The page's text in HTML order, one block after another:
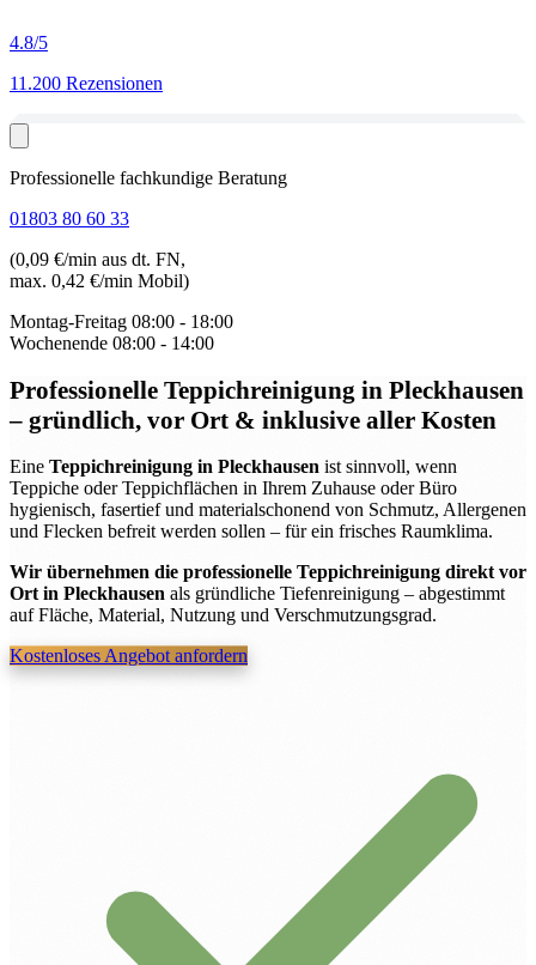
4.8/5
11.200 Rezensionen
Professionelle fachkundige Beratung
01803 80 60 33
(0,09 €/min aus dt. FN,
max. 0,42 €/min Mobil)
Montag-Freitag 08:00 - 18:00
Wochenende 08:00 - 14:00
Professionelle Teppichreinigung in Pleckhausen
– gründlich, vor Ort & inklusive aller Kosten
Eine Teppichreinigung in Pleckhausen ist sinnvoll, wenn
Teppiche oder Teppichflächen in Ihrem Zuhause oder Büro
hygienisch, fasertief und materialschonend von Schmutz, Allergenen
und Flecken befreit werden sollen – für ein frisches Raumklima.
Wir übernehmen die professionelle Teppichreinigung direkt vor
Ort in Pleckhausen als gründliche Tiefenreinigung – abgestimmt
auf Fläche, Material, Nutzung und Verschmutzungsgrad.
Kostenloses Angebot anfordern